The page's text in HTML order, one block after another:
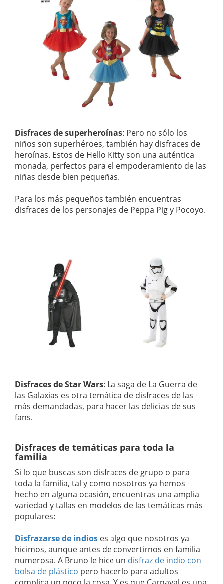
Disfraces de superheroínas: Pero no sólo los
niños son superhéroes, también hay disfraces de
heroínas. Estos de Hello Kitty son una auténtica
monada, perfectos para el empoderamiento de las
niñas desde bien pequeñas.
Para los más pequeños también encuentras
disfraces de los personajes de Peppa Pig y Pocoyo.
Disfraces de Star Wars: La saga de La Guerra de
las Galaxias es otra temática de disfraces de las
más demandadas, para hacer las delicias de sus
fans.
Disfraces de temáticas para toda la
familia
Si lo que buscas son disfraces de grupo o para
toda la familia, tal y como nosotros ya hemos
hecho en alguna ocasión, encuentras una amplia
variedad y tallas en modelos de las temáticas más
populares:
Disfrazarse de indios es algo que nosotros ya
hicimos, aunque antes de convertirnos en familia
numerosa. A Bruno le hice un disfraz de indio con
bolsa de plástico pero hacerlo para adultos